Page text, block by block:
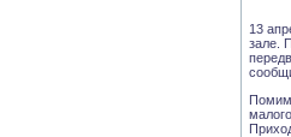
13
зале.